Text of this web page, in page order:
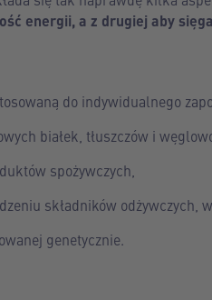
energii, a z drugiej aby
do indywidualnego
białek, tłuszczów i
spożywczych,
składników odżywczych,
genetycznie.